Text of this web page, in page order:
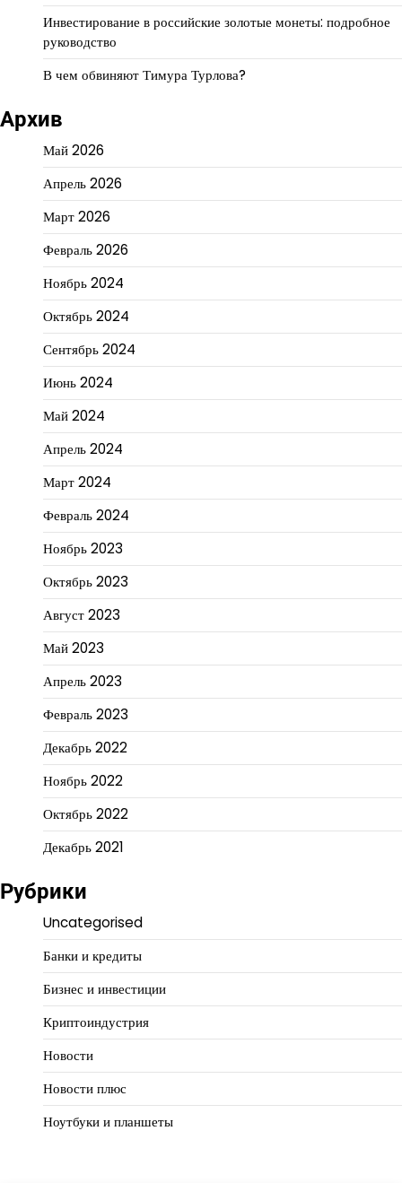
Инвестирование в российские золотые монеты: подробное
руководство
В чем обвиняют Тимура Турлова?
Архив
Май 2026
Апрель 2026
Март 2026
Февраль 2026
Ноябрь 2024
Октябрь 2024
Сентябрь 2024
Июнь 2024
Май 2024
Апрель 2024
Март 2024
Февраль 2024
Ноябрь 2023
Октябрь 2023
Август 2023
Май 2023
Апрель 2023
Февраль 2023
Декабрь 2022
Ноябрь 2022
Октябрь 2022
Декабрь 2021
Рубрики
Uncategorised
Банки и кредиты
Бизнес и инвестиции
Криптоиндустрия
Новости
Новости плюс
Ноутбуки и планшеты